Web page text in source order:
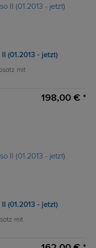
(01.2013 - jetzt)
mit
198,00 € *
(01.2013 - jetzt)
mit